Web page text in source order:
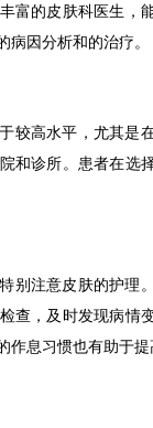
富的皮肤科医生，
病因分析和的治疗。
较高水平，尤其是
和诊所。患者在选
别注意皮肤的护理
查，及时发现病情
作息习惯也有助于